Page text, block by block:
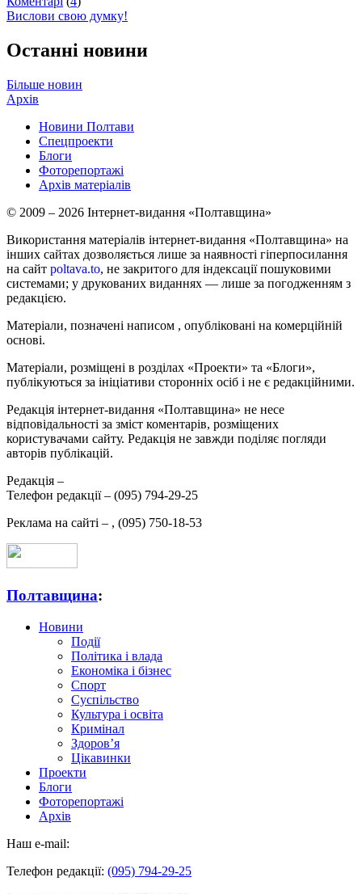
Вислови свою думку!
Останні новини
Більше новин
Архів
Новини Полтави
Спецпроекти
Блоги
Фоторепортажі
Архів матеріалів
© 2009 – 2026 Інтернет-видання «Полтавщина»
Використання матеріалів інтернет-видання «Полтавщина» на
інших сайтах дозволяється лише за наявності гіперпосилання
на сайт poltava.to, не закритого для індексації пошуковими
системами; у друкованих виданнях — лише за погодженням з
редакцією.
Матеріали, позначені написом , опубліковані на комерційній
основі.
Матеріали, розміщені в розділах «Проекти» та «Блоги»,
публікуються за ініціативи сторонніх осіб і не є редакційними.
Редакція інтернет-видання «Полтавщина» не несе
відповідальності за зміст коментарів, розміщених
користувачами сайту. Редакція не завжди поділяє погляди
авторів публікацій.
Редакція –
Телефон редакції – (095) 794-29-25
Реклама на сайті – , (095) 750-18-53
Полтавщина:
Новини
Події
Політика і влада
Економіка і бізнес
Спорт
Суспільство
Культура і освіта
Кримінал
Здоров’я
Цікавинки
Проекти
Блоги
Фоторепортажі
Архів
Наш e-mail:
Телефон редакції: (095) 794-29-25